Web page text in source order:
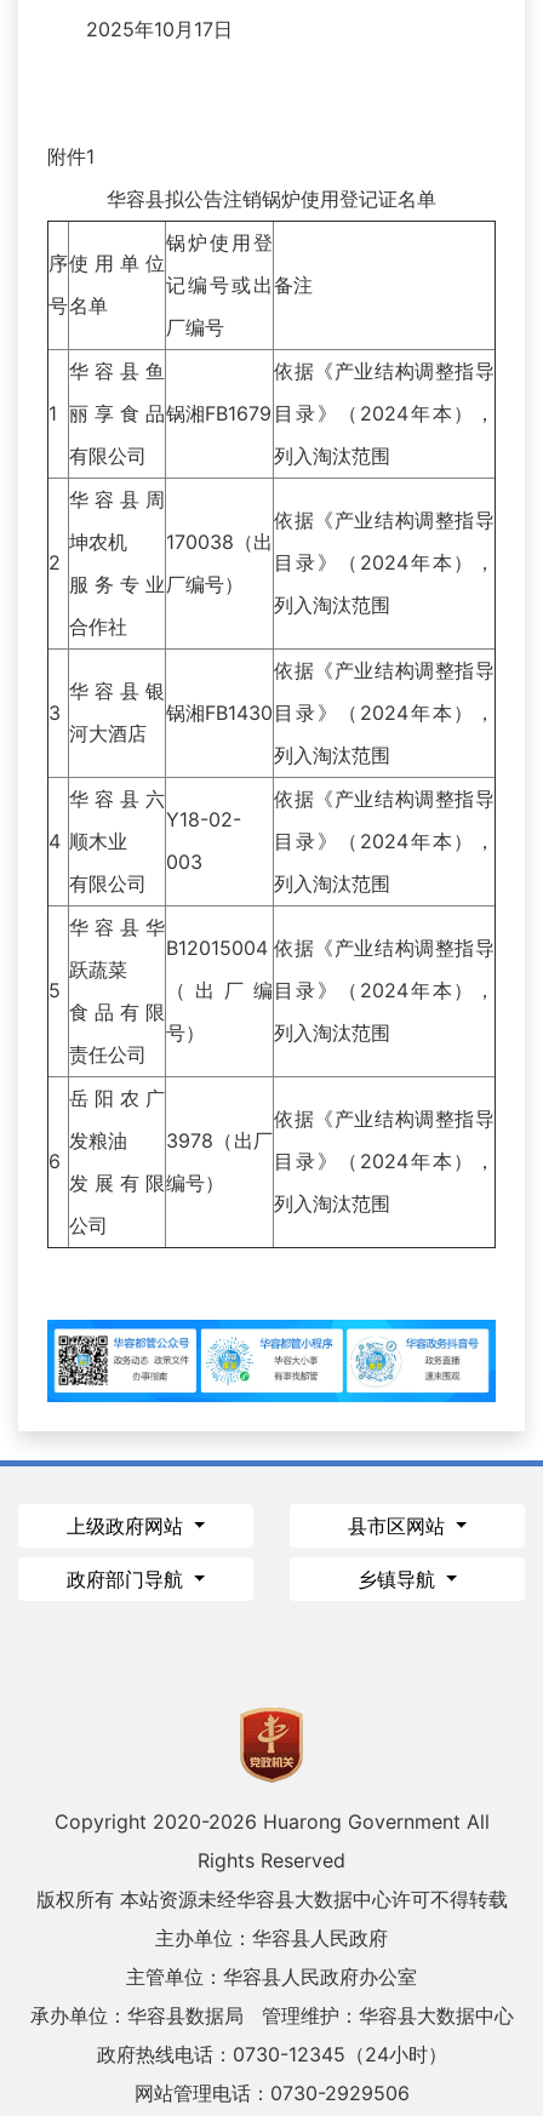
2025年10月17日
附件1
华容县拟公告注销锅炉使用登记证名单
序
号
使用单位
名单
锅炉使用登
记编号或出
厂编号
备注
1
华容县鱼
丽享食品
有限公司
锅湘FB1679
依据《产业结构调整指导
目录》（2024年本），
列入淘汰范围
2
华容县周
坤农机
服务专业
合作社
170038（出
厂编号）
依据《产业结构调整指导
目录》（2024年本），
列入淘汰范围
3
华容县银
河大酒店
锅湘FB1430
依据《产业结构调整指导
目录》（2024年本），
列入淘汰范围
4
华容县六
顺木业
有限公司
Y18-02-
003
依据《产业结构调整指导
目录》（2024年本），
列入淘汰范围
5
华容县华
跃蔬菜
食品有限
责任公司
B12015004
（出厂编
号）
依据《产业结构调整指导
目录》（2024年本），
列入淘汰范围
6
岳阳农广
发粮油
发展有限
公司
3978（出厂
编号）
依据《产业结构调整指导
目录》（2024年本），
列入淘汰范围
上级政府网站 县市区网站
政府部门导航 乡镇导航
Copyright 2020-2026 Huarong Government All
Rights Reserved
版权所有 本站资源未经华容县大数据中心许可不得转载
主办单位：华容县人民政府
主管单位：华容县人民政府办公室
承办单位：华容县数据局
管理维护：华容县大数据中心
政府热线电话：0730-12345（24小时）
网站管理电话：0730-2929506